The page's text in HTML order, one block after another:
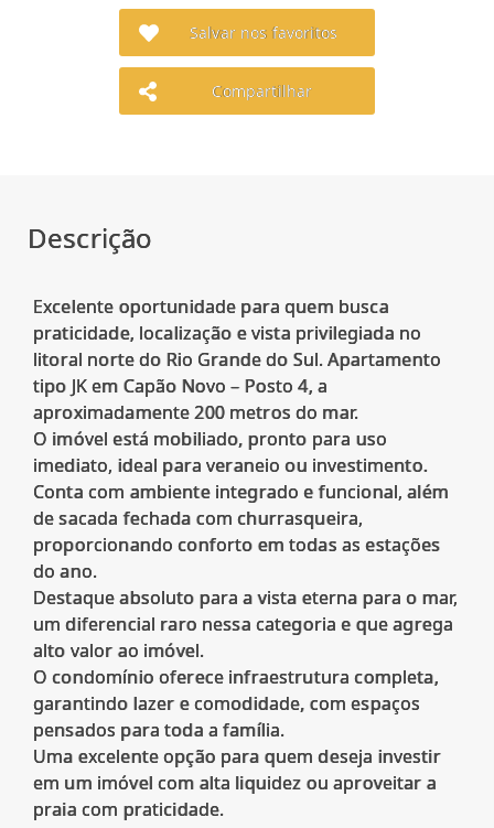
Salvar nos favoritos
Compartilhar
Descrição
Excelente oportunidade para quem busca
praticidade, localização e vista privilegiada no
litoral norte do Rio Grande do Sul. Apartamento
tipo JK em Capão Novo – Posto 4, a
aproximadamente 200 metros do mar.
O imóvel está mobiliado, pronto para uso
imediato, ideal para veraneio ou investimento.
Conta com ambiente integrado e funcional, além
de sacada fechada com churrasqueira,
proporcionando conforto em todas as estações
do ano.
Destaque absoluto para a vista eterna para o mar,
um diferencial raro nessa categoria e que agrega
alto valor ao imóvel.
O condomínio oferece infraestrutura completa,
garantindo lazer e comodidade, com espaços
pensados para toda a família.
Uma excelente opção para quem deseja investir
em um imóvel com alta liquidez ou aproveitar a
praia com praticidade.